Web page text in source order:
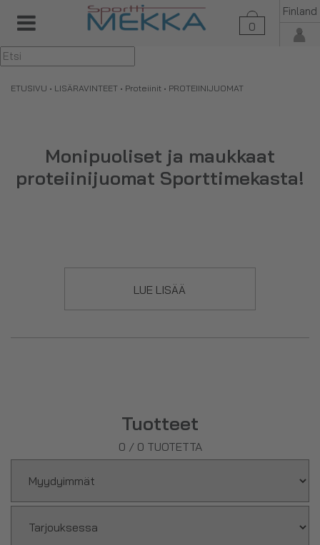
0
Finland
▼
ETUSIVU • LISÄRAVINTEET • Proteiinit • PROTEIINIJUOMAT
Monipuoliset ja maukkaat
proteiinijuomat Sporttimekasta!
Proteiinijuomat sisältävät pääsääntöisesti maitoproteiinia.
erinomaisia välipala- tai palautusjuomia. Voit nauttia
LUE LISÄÄ
Tuotteet
0 / 0 TUOTETTA